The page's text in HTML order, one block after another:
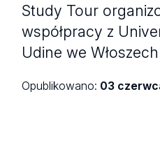
Study Tour
współpracy z
Udine we
Opublikowano: 03